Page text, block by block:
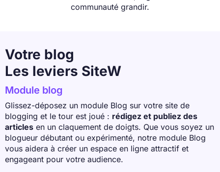
communauté grandir.
Votre blog
Les leviers SiteW
Module blog
Glissez-déposez un module Blog sur votre site de
blogging et le tour est joué : rédigez et publiez des
articles en un claquement de doigts. Que vous soyez un
blogueur débutant ou expérimenté, notre module Blog
vous aidera à créer un espace en ligne attractif et
engageant pour votre audience.